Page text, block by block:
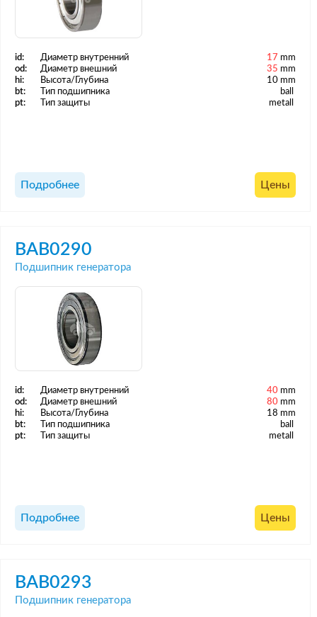
id: Диаметр внутренний 17 mm
od:
Диаметр внешний 35 mm
hi:
Высота/Глубина
10 mm
bt:
Тип подшипника
ball
pt:
Тип защиты metall
Подробнее Цены
BAB0290
Подшипник генератора
id: Диаметр внутренний 40 mm
od:
Диаметр внешний 80 mm
hi:
Высота/Глубина
18 mm
bt:
Тип подшипника
ball
pt:
Тип защиты metall
Подробнее Цены
BAB0293
Подшипник генератора